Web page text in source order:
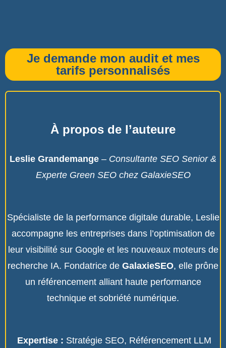
Je demande mon audit et mes
tarifs personnalisés
À propos de l’auteure
Leslie Grandemange – Consultante SEO Senior &
Experte Green SEO chez GalaxieSEO
Spécialiste de la performance digitale durable, Leslie
accompagne les entreprises dans l’optimisation de
leur visibilité sur Google et les nouveaux moteurs de
recherche IA. Fondatrice de GalaxieSEO, elle prône
un référencement alliant haute performance
technique et sobriété numérique.
Expertise : Stratégie SEO, Référencement LLM